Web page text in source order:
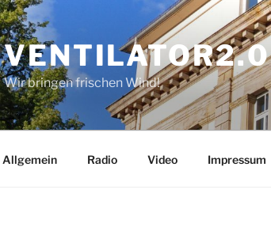
VENTILATOR2.0
Wir bringen frischen Wind!
Allgemein Radio Video Impressum